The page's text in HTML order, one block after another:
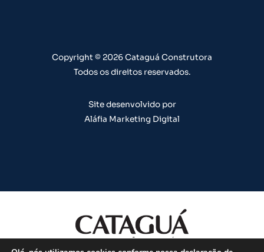
m t
Copyright © 2026 Cataguá Construtora
Todos os direitos reservados.
Site desenvolvido por
Aláfia Marketing Digital